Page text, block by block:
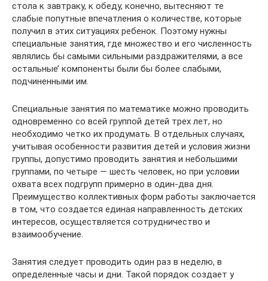
стола к завтраку, к обеду, конечно, вытесняют те
слабые попутные впечатления о количестве, которые
получил в этих ситуациях ребенок. Поэтому нужны
специальные заня­тия, где множество и его численность
являлись бы самыми сильными раздражителями, а все
остальные’ компоненты были бы более слабы­ми,
подчиненными им.
Специальные занятия по математике можно проводить
одно­временно со всей группой детей трех лет, но
необходимо чет­ко их продумать. В отдельных случаях,
учитывая особенности развития детей и условия жизни
группы, допустимо проводить занятия и небольшими
группами, по четыре — шесть человек, но при условии
охвата всех подгрупп примерно в один-два дня.
Преимущество коллективных форм работы заключается
в том, что создается единая направленность детских
интересов, осу­ществляется сотрудничество и
взаимообучение.
Занятия следует проводить один раз в неделю, в
определен­ные часы и дни. Такой порядок создает у